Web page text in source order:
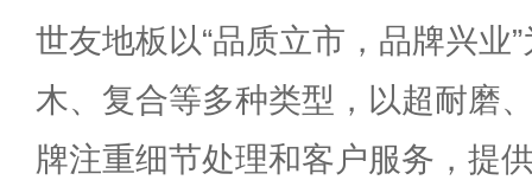
世友地板以“品质立市，品牌兴业
木、复合等多种类型，以超耐磨
牌注重细节处理和客户服务，提